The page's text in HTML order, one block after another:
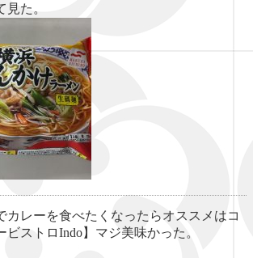
見た。
カレーを食べたくなったらオススメはコ
ビストロIndo】マジ美味かった。